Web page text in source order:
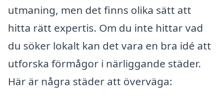
utmaning, men det finns olika sätt att
hitta rätt expertis. Om du inte hittar vad
du söker lokalt kan det vara en bra idé att
utforska förmågor i närliggande städer.
Här är några städer att överväga: